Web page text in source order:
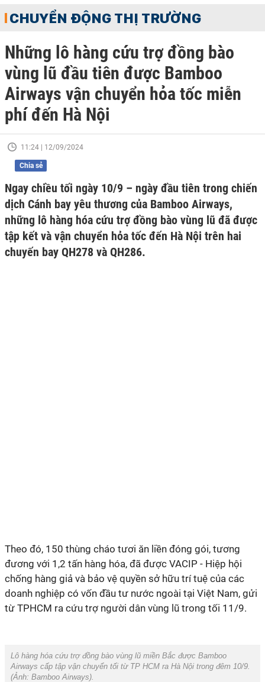
CHUYỂN ĐỘNG THỊ TRƯỜNG
Những lô hàng cứu trợ đồng bào
vùng lũ đầu tiên được Bamboo
Airways vận chuyển hỏa tốc miễn
phí đến Hà Nội
11:24 | 12/09/2024
Chia sẻ
Ngay chiều tối ngày 10/9 – ngày đầu tiên trong chiến
dịch Cánh bay yêu thương của Bamboo Airways,
những lô hàng hóa cứu trợ đồng bào vùng lũ đã được
tập kết và vận chuyển hỏa tốc đến Hà Nội trên hai
chuyến bay QH278 và QH286.
Theo đó, 150 thùng cháo tươi ăn liền đóng gói, tương
đương với 1,2 tấn hàng hóa, đã được VACIP - Hiệp hội
chống hàng giả và bảo vệ quyền sở hữu trí tuệ của các
doanh nghiệp có vốn đầu tư nước ngoài tại Việt Nam, gửi
từ TPHCM ra cứu trợ người dân vùng lũ trong tối 11/9.
Lô hàng hóa cứu trợ đồng bào vùng lũ miền Bắc được Bamboo
Airways cấp tập vận chuyển tối từ TP HCM ra Hà Nội trong đêm 10/9.
(Ảnh: Bamboo Airways).